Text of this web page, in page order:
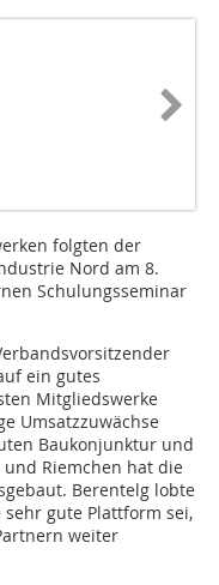
folgten der
Nord am 8.
Schulungsseminar
ein gutes
Mitgliedswerke
Umsatzzuwächse
Baukonjunktur und
Riemchen hat die
Berentelg lobte
gute Plattform sei,
weiter